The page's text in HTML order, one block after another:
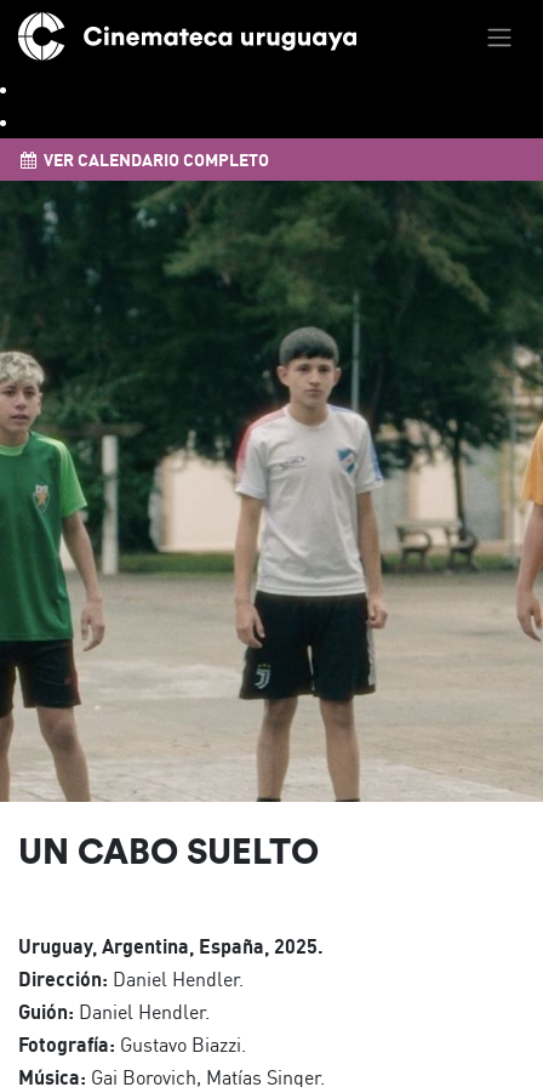
VER CALENDARIO COMPLETO
UN CABO SUELTO
Uruguay, Argentina, España, 2025.
Dirección: Daniel Hendler.
Guión: Daniel Hendler.
Fotografía: Gustavo Biazzi.
Música: Gai Borovich, Matías Singer.